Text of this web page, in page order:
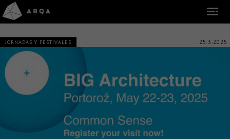
JORNADAS Y FESTIVALES 25.3.2025